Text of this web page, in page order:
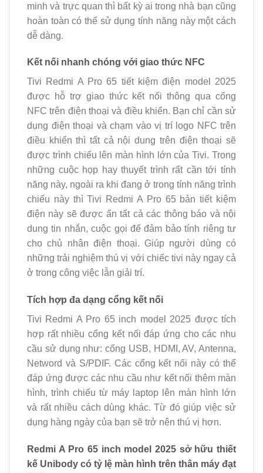
minh và trực quan thì bất kỳ ai trong nhà bạn cũng
hoàn toàn có thể sử dụng tính năng này một cách
dễ dàng.
Kết nối nhanh chóng với giao thức NFC
Tivi Redmi A Pro 65 tiết kiệm điện model 2025
được hỗ trợ giao thức kết nối thông qua cổng
NFC trên điện thoại và điều khiển. Bạn chỉ cần sử
dụng điện thoại và chạm vào vị trí logo NFC trên
điều khiển thì tất cả nội dung trên điện thoại sẽ
được trình chiếu lên màn hình lớn của Tivi. Trong
những cuộc họp hay thuyết trình rất cần tới tính
năng này, ngoài ra khi đang ở trong tính năng trình
chiếu này thì Tivi Redmi A Pro 65 bản tiết kiệm
điện này sẽ được ẩn tất cả các thông báo và nội
dung tin nhắn, cuộc gọi để đảm bảo tính riêng tư
cho chủ nhân điện thoại. Giúp người dùng có
những trải nghiệm thú vị với chiếc tivi này ngay cả
ở trong công việc lẫn giải trí.
Tích hợp đa dạng cổng kết nối
Tivi Redmi A Pro 65 inch model 2025 được tích
hợp rất nhiều cổng kết nối đáp ứng cho các nhu
cầu sử dụng như: cổng USB, HDMI, AV, Antenna,
Netword và S/PDIF. Các cổng kết nối này có thể
đáp ứng được các nhu cầu như kết nối thêm màn
hình, trình chiếu từ máy laptop lên màn hình lớn
và rất nhiều cách dùng khác. Từ đó giúp việc sử
dụng hàng ngày của bạn sẽ trở nên thú vị hơn.
Redmi A Pro 65 inch model 2025 sở hữu thiết
kế Unibody có tỷ lệ màn hình trên thân máy đạt